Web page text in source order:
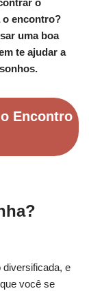
o encontro?
uma boa
te ajudar a
Encontro
diversificada, e
você se